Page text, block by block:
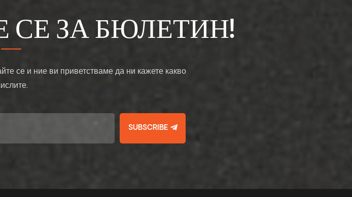
СЕ ЗА БЮЛЕТИН!
се и ние ви приветстваме да ни кажете какво
SUBSCRIBE